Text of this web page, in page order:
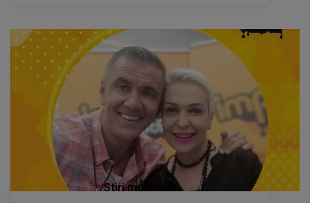
Stiri mondene